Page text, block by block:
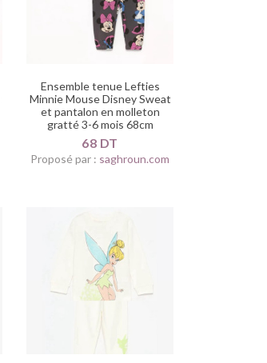
Ensemble tenue Lefties
Minnie Mouse Disney Sweat
et pantalon en molleton
gratté 3-6 mois 68cm
68 DT
Proposé par : saghroun.com